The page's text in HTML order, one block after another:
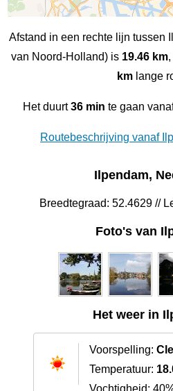
Afstand in een rechte lijn tussen
van Noord-Holland) is 19.46 km,
kmlange
Het duurt36 min te gaan
Routebeschrijving vanaf
Ilpendam,
Breedtegraad: 52.4629 //
Foto's van
Het weer in
Voorspelling:
Temperatuur: